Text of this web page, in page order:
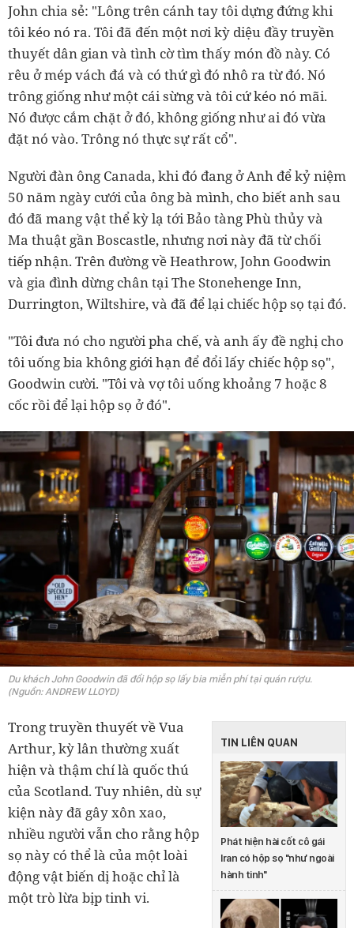
John chia sẻ: "Lông trên cánh tay tôi dựng đứng khi
tôi kéo nó ra. Tôi đã đến một nơi kỳ diệu đầy truyền
thuyết dân gian và tình cờ tìm thấy món đồ này. Có
rêu ở mép vách đá và có thứ gì đó nhô ra từ đó. Nó
trông giống như một cái sừng và tôi cứ kéo nó mãi.
Nó được cắm chặt ở đó, không giống như ai đó vừa
đặt nó vào. Trông nó thực sự rất cổ".
Người đàn ông Canada, khi đó đang ở Anh để kỷ niệm
50 năm ngày cưới của ông bà mình, cho biết anh sau
đó đã mang vật thể kỳ lạ tới Bảo tàng Phù thủy và
Ma thuật gần Boscastle, nhưng nơi này đã từ chối
tiếp nhận. Trên đường về Heathrow, John Goodwin
và gia đình dừng chân tại The Stonehenge Inn,
Durrington, Wiltshire, và đã để lại chiếc hộp sọ tại đó.
"Tôi đưa nó cho người pha chế, và anh ấy đề nghị cho
tôi uống bia không giới hạn để đổi lấy chiếc hộp sọ",
Goodwin cười. "Tôi và vợ tôi uống khoảng 7 hoặc 8
cốc rồi để lại hộp sọ ở đó".
Du khách John Goodwin đã đổi hộp sọ lấy bia miễn phí tại quán rượu.
(Nguồn: ANDREW LLOYD)
TIN LIÊN QUAN
Phát hiện hài cốt cô gái
Iran có hộp sọ "như ngoài
hành tinh"
Trong truyền thuyết về Vua
Arthur, kỳ lân thường xuất
hiện và thậm chí là quốc thú
của Scotland. Tuy nhiên, dù sự
kiện này đã gây xôn xao,
nhiều người vẫn cho rằng hộp
sọ này có thể là của một loài
động vật biến dị hoặc chỉ là
một trò lừa bịp tinh vi.